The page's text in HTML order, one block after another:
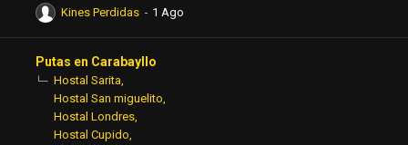
Kines Perdidas
Putas en Carabayllo
Hostal Sarita
Hostal San miguelito
Hostal Londres
Hostal Cupido